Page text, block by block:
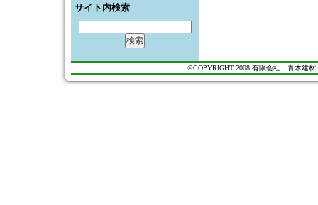
サイト内検索
©COPYRIGHT 2008 有限会社 青木建材.